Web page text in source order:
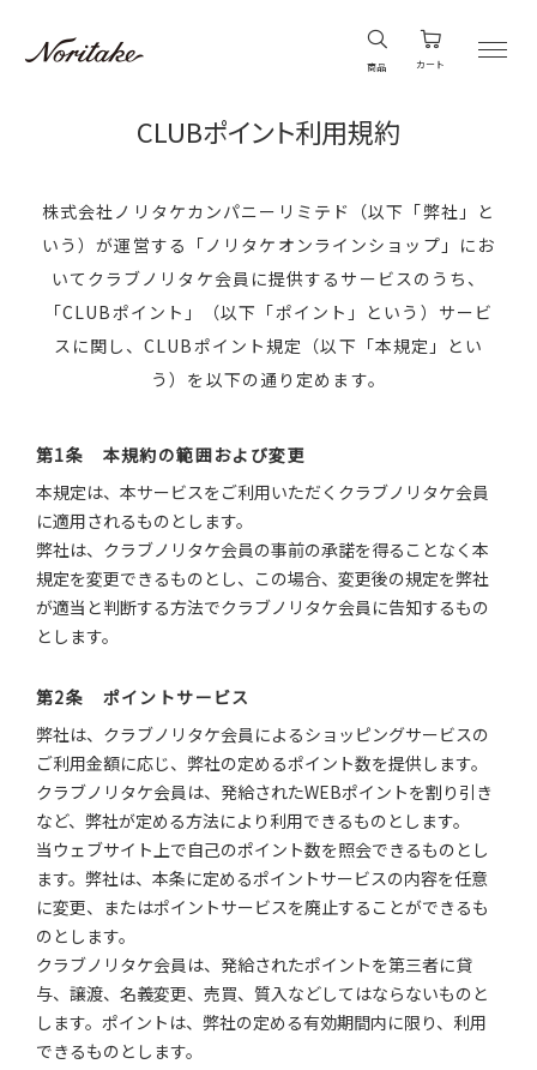
商品 カート
CLUBポイント利用規約
株式会社ノリタケカンパニーリミテド（以下「弊社」と
いう）が運営する「ノリタケオンラインショップ」にお
いてクラブノリタケ会員に提供するサービスのうち、
「CLUBポイント」（以下「ポイント」という）サービ
スに関し、CLUBポイント規定（以下「本規定」とい
う）を以下の通り定めます。
第1条 本規約の範囲および変更
本規定は、本サービスをご利用いただくクラブノリタケ会員
に適用されるものとします。
弊社は、クラブノリタケ会員の事前の承諾を得ることなく本
規定を変更できるものとし、この場合、変更後の規定を弊社
が適当と判断する方法でクラブノリタケ会員に告知するもの
とします。
第2条 ポイントサービス
弊社は、クラブノリタケ会員によるショッピングサービスの
ご利用金額に応じ、弊社の定めるポイント数を提供します。
クラブノリタケ会員は、発給されたWEBポイントを割り引き
など、弊社が定める方法により利用できるものとします。
当ウェブサイト上で自己のポイント数を照会できるものとし
ます。弊社は、本条に定めるポイントサービスの内容を任意
に変更、またはポイントサービスを廃止することができるも
のとします。
クラブノリタケ会員は、発給されたポイントを第三者に貸
与、譲渡、名義変更、売買、質入などしてはならないものと
します。ポイントは、弊社の定める有効期間内に限り、利用
できるものとします。